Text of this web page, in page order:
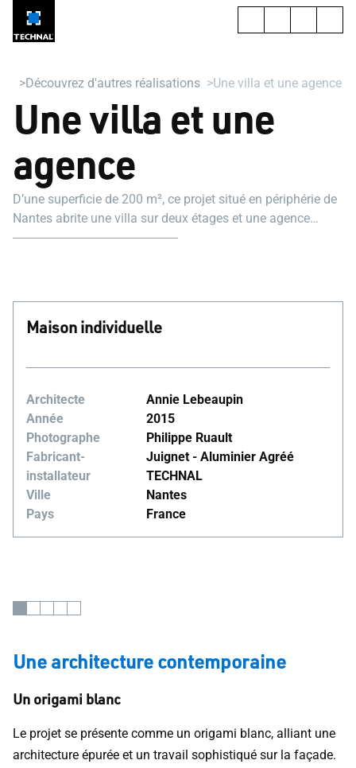
Découvrez d'autres réalisations Une villa et une agence
Une villa et une
agence
D’une superficie de 200 m², ce projet situé en périphérie de
Nantes abrite une villa sur deux étages et une agence
d’architecture en rez-de-chaussée. Tel un origami blanc, il
Maison individuelle
Architecte
Annie Lebeaupin
Année
2015
Photographe
Philippe Ruault
Fabricant-
installateur
Juignet - Aluminier Agréé
TECHNAL
Ville
Nantes
Pays
France
Une architecture contemporaine
Un origami blanc
Le projet se présente comme un origami blanc, alliant une
architecture épurée et un travail sophistiqué sur la façade.